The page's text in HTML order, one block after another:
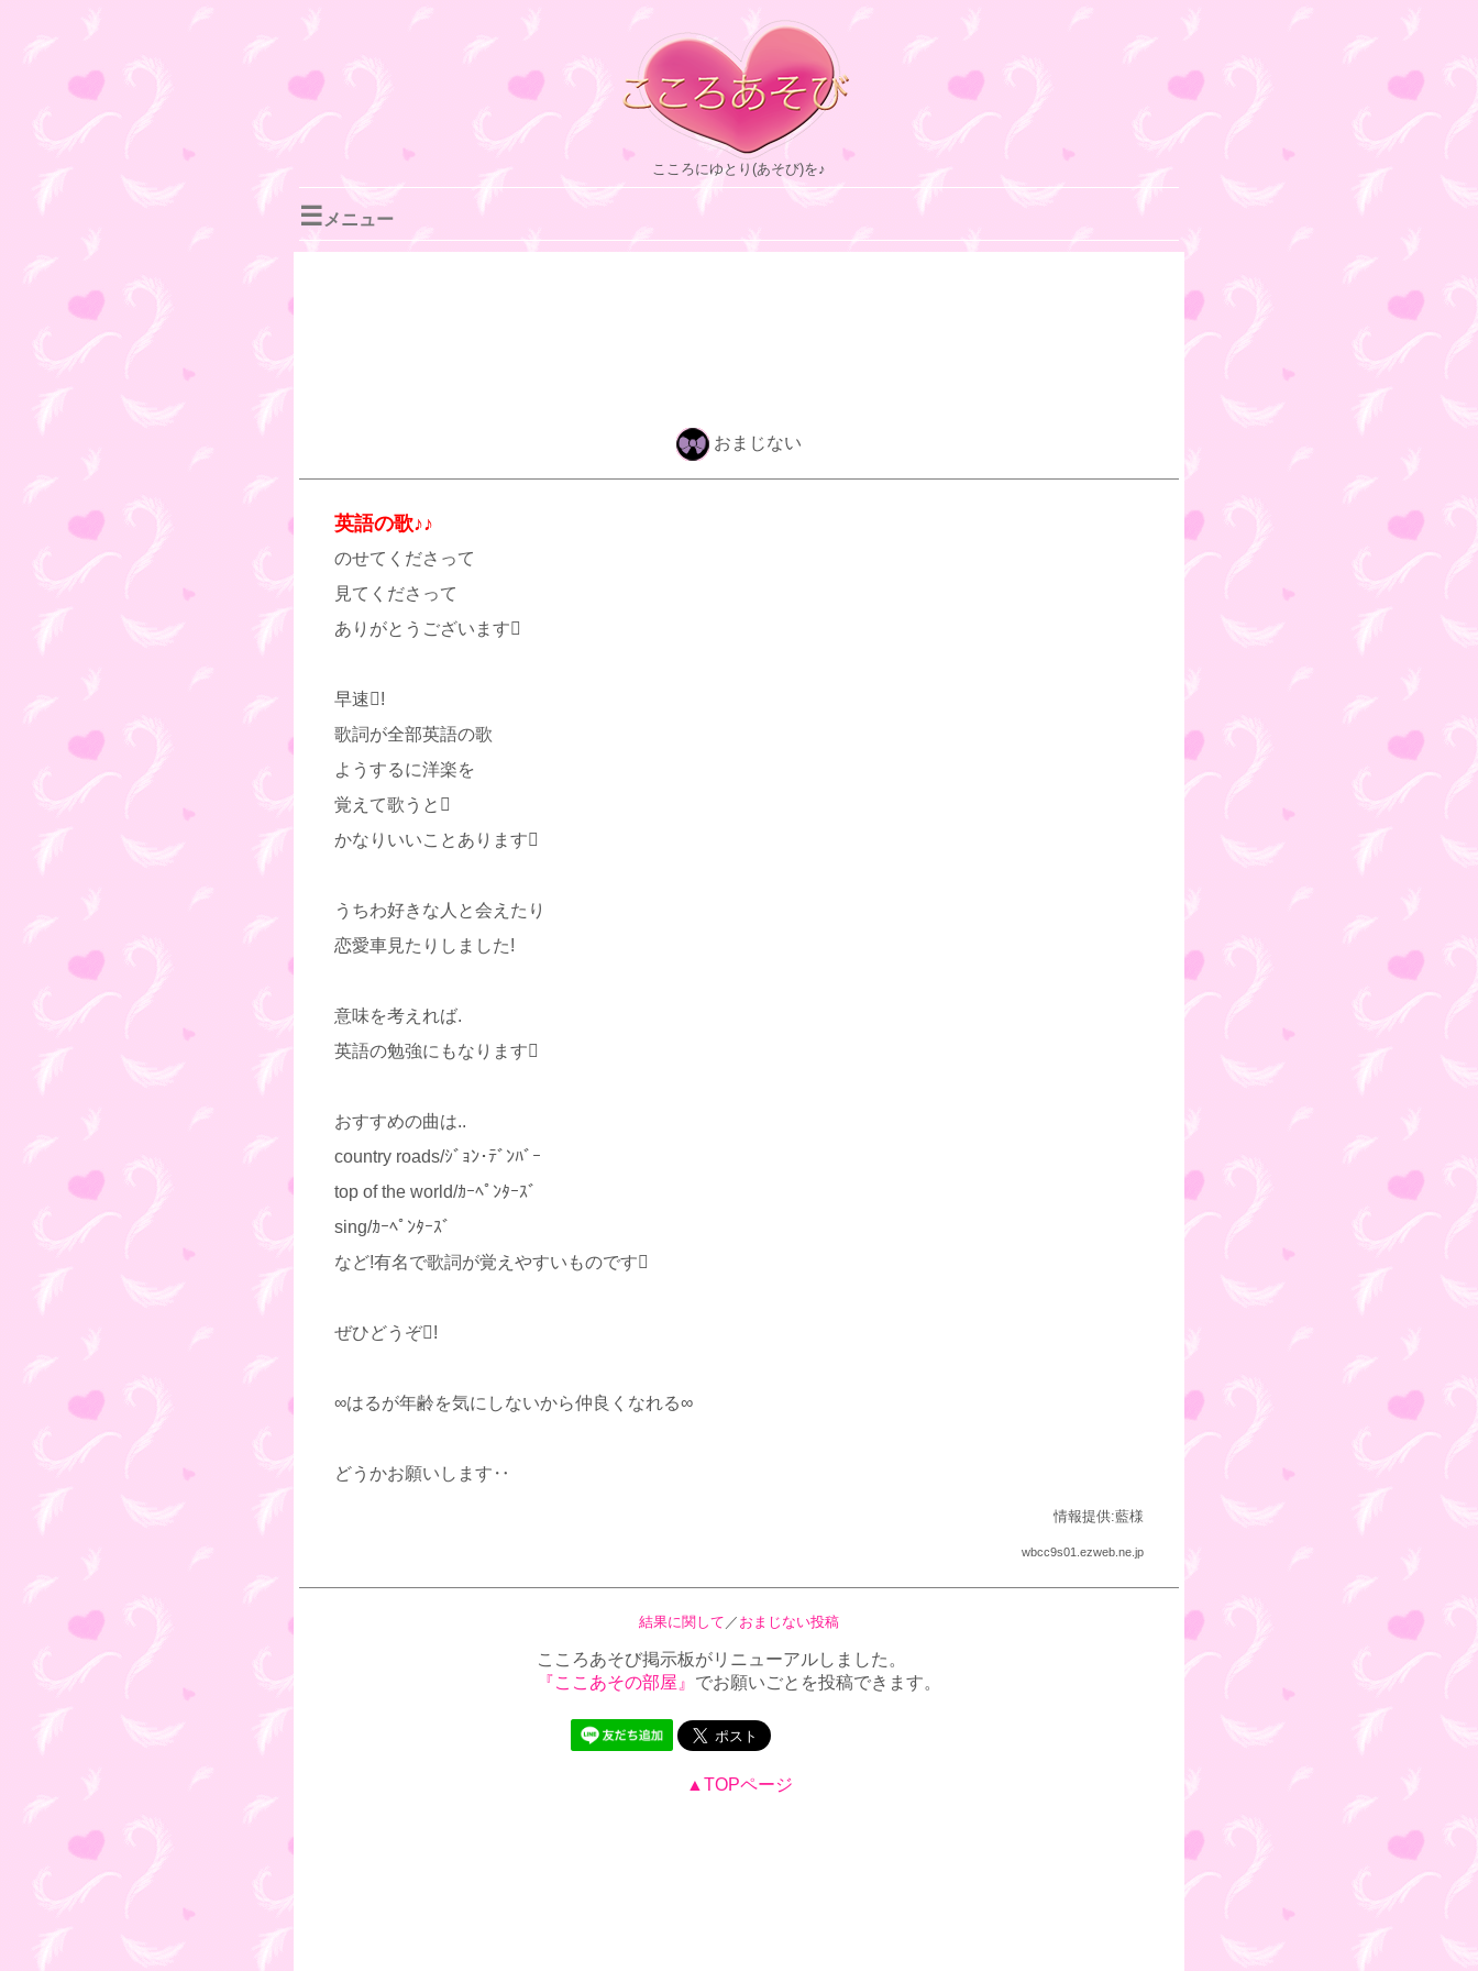
こころにゆとり(あそび)を♪
☰ メニュー
おまじない
英語の歌♪♪
のせてくださって
見てくださって
ありがとうございます
早速!
歌詞が全部英語の歌
ようするに洋楽を
覚えて歌うと
かなりいいことあります
うちわ好きな人と会えたり
恋愛車見たりしました!
意味を考えれば.
英語の勉強にもなります
おすすめの曲は..
country roads/ｼﾞｮﾝ･ﾃﾞﾝﾊﾞｰ
top of the world/ｶｰﾍﾟﾝﾀｰｽﾞ
sing/ｶｰﾍﾟﾝﾀｰｽﾞ
など!有名で歌詞が覚えやすいものです
ぜひどうぞ!
∞はるが年齢を気にしないから仲良くなれる∞
どうかお願いします‥
情報提供:藍様
wbcc9s01.ezweb.ne.jp
結果に関して ／ おまじない投稿
こころあそび掲示板がリニューアルしました。
『ここあその部屋』 でお願いごとを投稿できます。
▲TOPページ